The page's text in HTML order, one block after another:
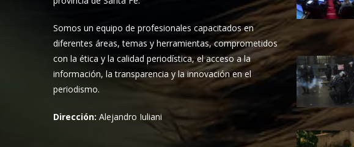
Somos un equipo de profesionales capacitados en
diferentes áreas, temas y herramientas, comprometidos
con la ética y la calidad periodística, el acceso a la
información, la transparencia y la innovación en el
periodismo.
Dirección:Alejandro Iuliani